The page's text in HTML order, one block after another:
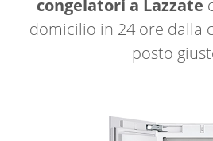
congelatori a Lazzate
domicilio in 24 ore dalla
posto